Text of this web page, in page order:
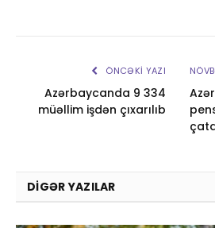
ÖNCƏKI YAZI
Azərbaycanda 9 334
müəllim işdən çıxarılıb
DIGƏR YAZILAR